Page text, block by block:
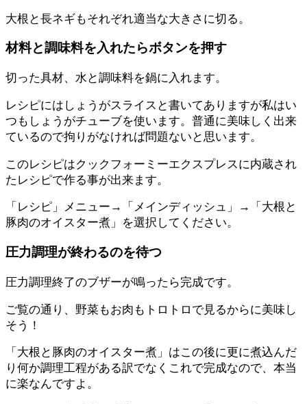
大根と長ネギもそれぞれ適当な大きさに切る。
材料と調味料を入れたらボタンを押す
切った具材、水と調味料を鍋に入れます。
レシピにはしょうがスライスと書いてありますが私はい
つもしょうがチューブを使います。普通に美味しく出来
ているので拘りがなければ問題ないと思います。
このレシピはクックフォーミーエクスプレスに内蔵され
たレシピで作る事が出来ます。
「レシピ」メニュー→「メインディッシュ」→「大根と
豚肉のオイスター煮」を選択してください。
圧力調理が終わるのを待つ
圧力調理終了のブザーが鳴ったら完成です。
ご覧の通り、野菜もお肉もトロトロで見るからに美味し
そう！
「大根と豚肉のオイスター煮」はこの後に更に煮込んだ
り何か調理工程がある訳でなくこれで完成なので、本当
に楽なんですよ。